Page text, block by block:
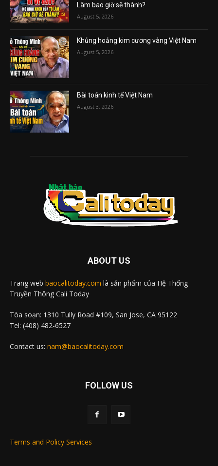
Lâm bao giờ sẽ thành?
August 5, 2026
Khủng hoảng kim cương vàng Việt Nam
August 5, 2026
Bài toán kinh tế Việt Nam
August 3, 2026
ABOUT US
Trang web baocalitoday.com là sản phẩm của Hệ Thống
Truyền Thông Cali Today
Tòa soạn: 1310 Tully Road #109, San Jose, CA 95122
Tel: (408) 482-6527
Contact us: nam@baocalitoday.com
FOLLOW US
Terms and Policy Services